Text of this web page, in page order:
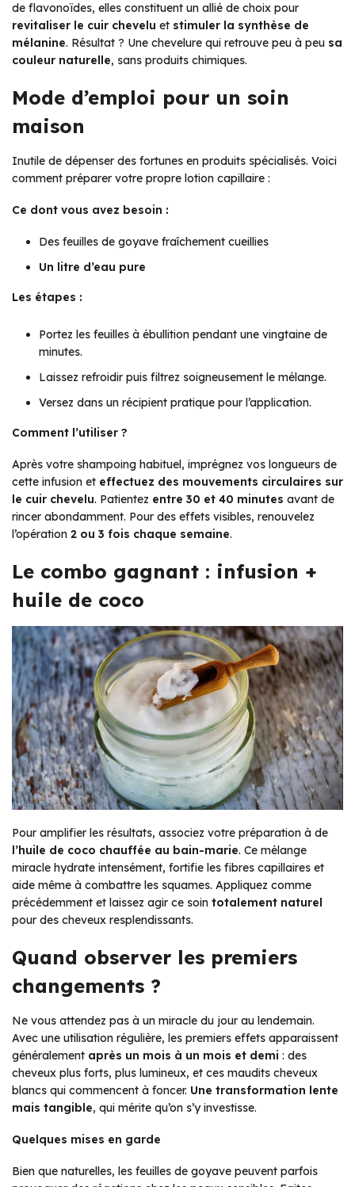
de flavonoïdes, elles constituent un allié de choix pour
revitaliser le cuir chevelu et stimuler la synthèse de
mélanine. Résultat ? Une chevelure qui retrouve peu à peu sa
couleur naturelle, sans produits chimiques.
Mode d’emploi pour un soin
maison
Inutile de dépenser des fortunes en produits spécialisés. Voici
comment préparer votre propre lotion capillaire :
Ce dont vous avez besoin :
Des feuilles de goyave fraîchement cueillies
Un litre d’eau pure
Les étapes :
Portez les feuilles à ébullition pendant une vingtaine de
minutes.
Laissez refroidir puis filtrez soigneusement le mélange.
Versez dans un récipient pratique pour l’application.
Comment l’utiliser ?
Après votre shampoing habituel, imprégnez vos longueurs de
cette infusion et effectuez des mouvements circulaires sur
le cuir chevelu. Patientez entre 30 et 40 minutes avant de
rincer abondamment. Pour des effets visibles, renouvelez
l’opération 2 ou 3 fois chaque semaine.
Le combo gagnant : infusion +
huile de coco
Pour amplifier les résultats, associez votre préparation à de
l’huile de coco chauffée au bain-marie. Ce mélange
miracle hydrate intensément, fortifie les fibres capillaires et
aide même à combattre les squames. Appliquez comme
précédemment et laissez agir ce soin totalement naturel
pour des cheveux resplendissants.
Quand observer les premiers
changements ?
Ne vous attendez pas à un miracle du jour au lendemain.
Avec une utilisation régulière, les premiers effets apparaissent
généralement après un mois à un mois et demi : des
cheveux plus forts, plus lumineux, et ces maudits cheveux
blancs qui commencent à foncer. Une transformation lente
mais tangible, qui mérite qu’on s’y investisse.
Quelques mises en garde
Bien que naturelles, les feuilles de goyave peuvent parfois